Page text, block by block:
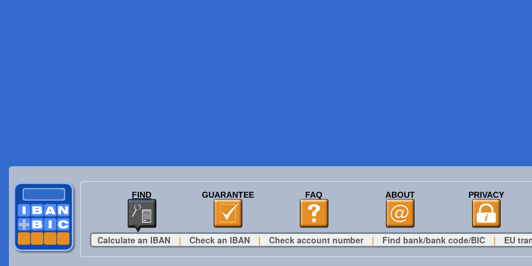
FIND GUARANTEE FAQ ABOUT PRIVACY
Calculate an IBAN | Check an IBAN | Check account number | Find bank/bank code/BIC | EU